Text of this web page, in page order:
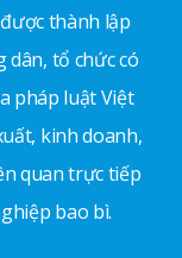
thành lập
dân, tổ chức có
pháp luật Việt
kinh doanh,
quan trực tiếp
bao bì.